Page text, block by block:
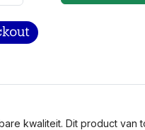
kwaliteit. Dit product van